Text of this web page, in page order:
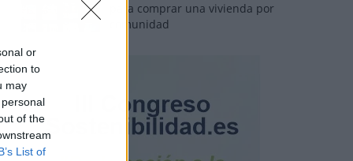
or
to
may
of the
List of
para comprar una vivienda por
comunidad